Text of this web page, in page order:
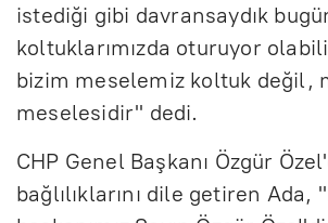
istediği gibi davransaydık
koltuklarımızda oturuyor
bizim meselemiz koltuk değil,
meselesidir" dedi.
CHP Genel Başkanı Özgür
bağlılıklarını dile getiren Ada,